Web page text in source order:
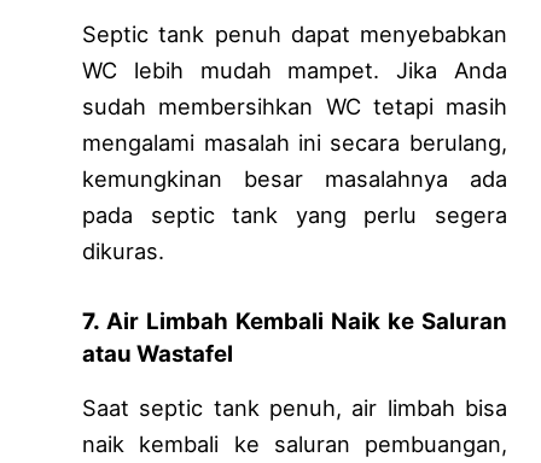
Septic tank penuh dapat menyebabkan
WC lebih mudah mampet. Jika Anda
sudah membersihkan WC tetapi masih
mengalami masalah ini secara berulang,
kemungkinan besar masalahnya ada
pada septic tank yang perlu segera
dikuras.
7.Air Limbah Kembali Naik ke Saluran
atau Wastafel
Saat septic tank penuh, air limbah bisa
naik kembali ke saluran pembuangan,